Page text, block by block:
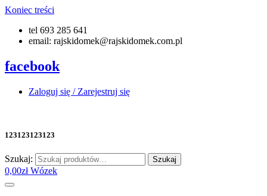
Koniec treści
tel 693 285 641
email: rajskidomek@rajskidomek.com.pl
facebook
Zaloguj się / Zarejestruj się
123123123123
Szukaj: Szukaj
0,00zł Wózek